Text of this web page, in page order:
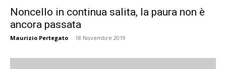
Noncello in continua salita, la paura non è
ancora passata
Maurizio Pertegato - 18 Novembre 2019